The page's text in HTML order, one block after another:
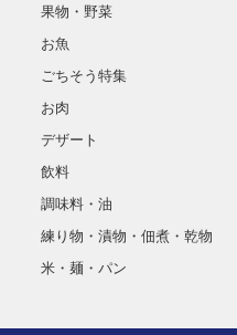
果物・野菜
お魚
ごちそう特集
お肉
デザート
飲料
調味料・油
練り物・漬物・佃煮・乾物
米・麺・パン